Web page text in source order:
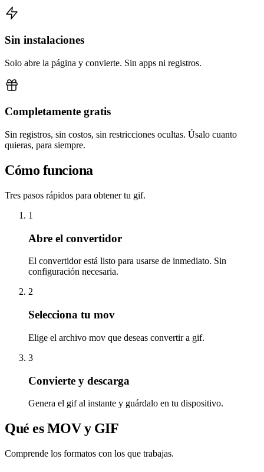
Sin instalaciones
Solo abre la página y convierte. Sin apps ni registros.
Completamente gratis
Sin registros, sin costos, sin restricciones ocultas. Úsalo cuanto
quieras, para siempre.
Cómo funciona
Tres pasos rápidos para obtener tu gif.
1
Abre el convertidor
El convertidor está listo para usarse de inmediato. Sin
configuración necesaria.
2
Selecciona tu mov
Elige el archivo mov que deseas convertir a gif.
3
Convierte y descarga
Genera el gif al instante y guárdalo en tu dispositivo.
Qué es MOV y GIF
Comprende los formatos con los que trabajas.